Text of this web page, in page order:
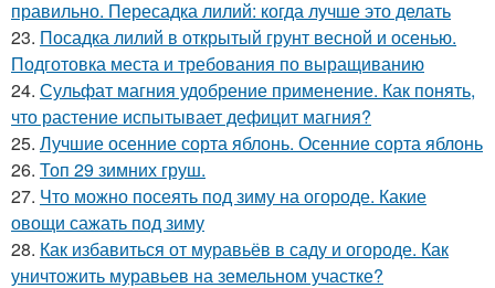
правильно. Пересадка лилий: когда лучше это делать
23. Посадка лилий в открытый грунт весной и осенью.
Подготовка места и требования по выращиванию
24. Сульфат магния удобрение применение. Как понять,
что растение испытывает дефицит магния?
25. Лучшие осенние сорта яблонь. Осенние сорта яблонь
26. Топ 29 зимних груш.
27. Что можно посеять под зиму на огороде. Какие
овощи сажать под зиму
28. Как избавиться от муравьёв в саду и огороде. Как
уничтожить муравьев на земельном участке?